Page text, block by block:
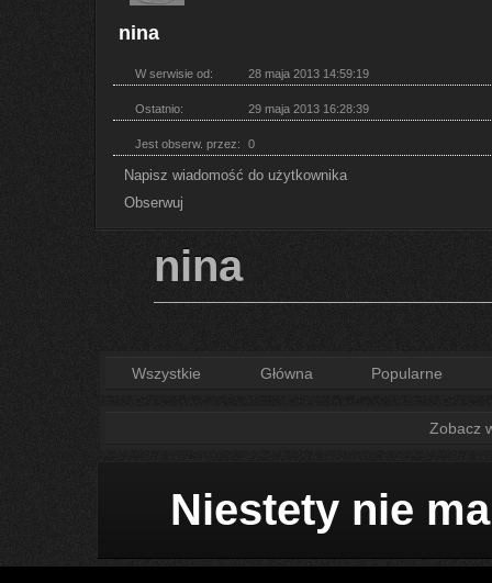
nina
W serwisie od: 28 maja 2013 14:59:19
Ostatnio: 29 maja 2013 16:28:39
Jest obserw. przez: 0
Napisz wiadomość do użytkownika
Obserwuj
nina
Wszystkie Główna Popularne
Zobacz
Niestety nie